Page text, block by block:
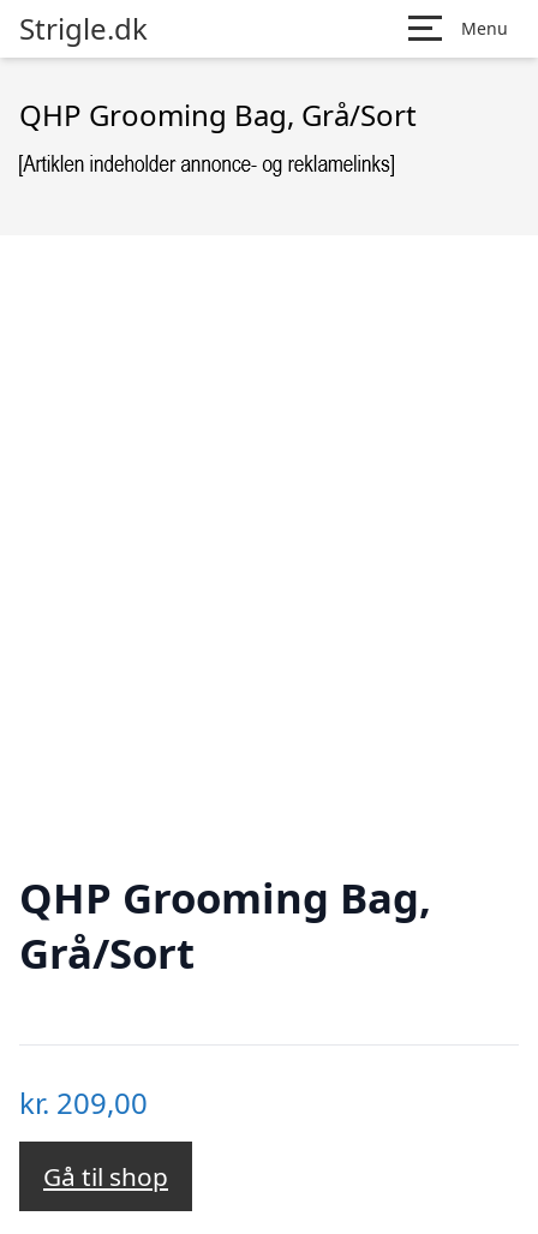
Strigle.dk Menu
QHP Grooming Bag, Grå/Sort
QHP Grooming Bag,
Grå/Sort
kr. 209,00
Gå til shop